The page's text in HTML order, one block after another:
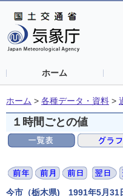
ホーム
ホーム > 各種データ・資料 >
１時間ごとの値
今市（栃木県) 1991年5月31